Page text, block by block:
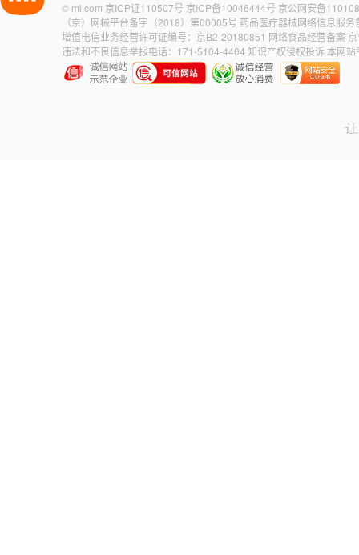
© mi.com 京ICP证110507号 京ICP备10046444号 京公网安备
（京）网械平台备字（2018）第00005号 药品医疗器械网络信息服
增值电信业务经营许可证编号：京B2-20180851 网络食品经营备案
违法和不良信息举报电话：171-5104-4404 知识产权侵权投诉 本网